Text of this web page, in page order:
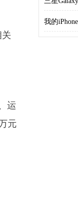
运
元
我的